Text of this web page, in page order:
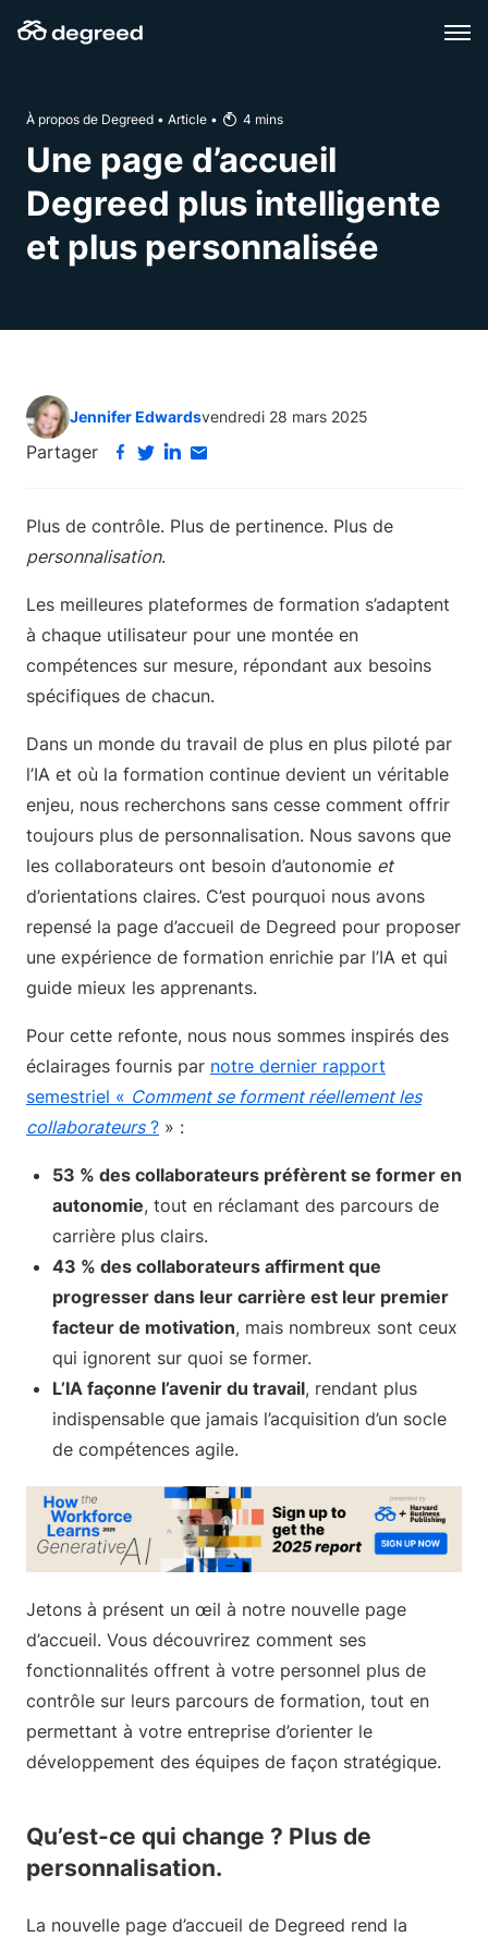
au
À propos de Degreed • Article • 4 mins
Une page d’accueil
Degreed plus intelligente
et plus personnalisée
Jennifer Edwardsvendredi 28 mars 2025
Partager
Plus de contrôle. Plus de pertinence. Plus de
personnalisation.
Les meilleures plateformes de formation s’adaptent
à chaque utilisateur pour une montée en
compétences sur mesure, répondant aux besoins
spécifiques de chacun.
Dans un monde du travail de plus en plus piloté par
l’IA et où la formation continue devient un véritable
enjeu, nous recherchons sans cesse comment offrir
toujours plus de personnalisation. Nous savons que
les collaborateurs ont besoin d’autonomie et
d’orientations claires. C’est pourquoi nous avons
repensé la page d’accueil de Degreed pour proposer
une expérience de formation enrichie par l’IA et qui
guide mieux les apprenants.
Pour cette refonte, nous nous sommes inspirés des
éclairages fournis par notre dernier rapport
semestriel « Comment se forment réellement les
collaborateurs? » :
53 % des collaborateurs préfèrent se former en
autonomie, tout en réclamant des parcours de
carrière plus clairs.
43 % des collaborateurs affirment que
progresser dans leur carrière est leur premier
facteur de motivation, mais nombreux sont ceux
qui ignorent sur quoi se former.
L’IA façonne l’avenir du travail, rendant plus
indispensable que jamais l’acquisition d’un socle
de compétences agile.
Jetons à présent un œil à notre nouvelle page
d’accueil. Vous découvrirez comment ses
fonctionnalités offrent à votre personnel plus de
contrôle sur leurs parcours de formation, tout en
permettant à votre entreprise d’orienter le
développement des équipes de façon stratégique.
Qu’est-ce qui change ? Plus de
personnalisation.
La nouvelle page d’accueil de Degreed rend la